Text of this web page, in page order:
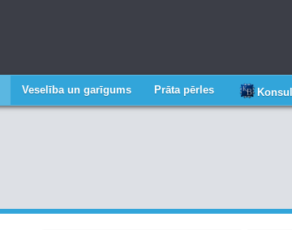
Veselība un garīgums Prāta pērles